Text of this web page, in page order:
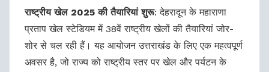
राष्ट्रीय खेल 2025 की तैयारियां शुरू: देहरादून के महाराणा
प्रताप खेल स्टेडियम में 38वें राष्ट्रीय खेलों की तैयारियां जोर-
शोर से चल रही हैं। यह आयोजन उत्तराखंड के लिए एक महत्वपूर्ण
अवसर है, जो राज्य को राष्ट्रीय स्तर पर खेल और पर्यटन के